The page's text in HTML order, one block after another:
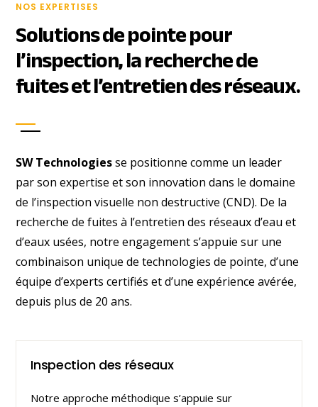
NOS EXPERTISES
Solutions de pointe pour
l’inspection, la recherche de
fuites et l’entretien des réseaux.
SW Technologiesse positionne comme un leader
par son expertise et son innovation dans le domaine
de l’inspection visuelle non destructive (CND). De la
recherche de fuites à l’entretien des réseaux d’eau et
d’eaux usées, notre engagement s’appuie sur une
combinaison unique de technologies de pointe, d’une
équipe d’experts certifiés et d’une expérience avérée,
depuis plus de 20 ans.
Inspection des réseaux
Notre approche méthodique s’appuie sur